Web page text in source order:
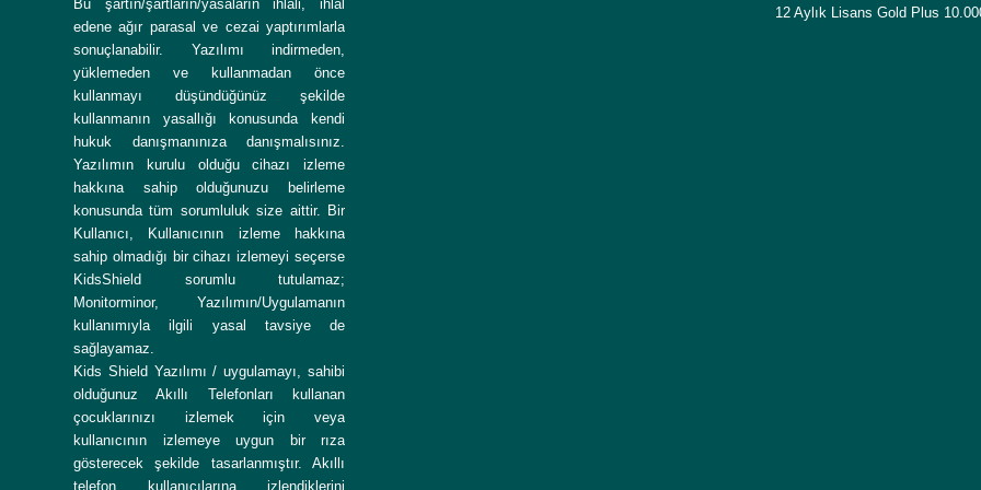
Bu şartın/şartların/yasaların ihlali, ihlal
edene ağır parasal ve cezai yaptırımlarla
sonuçlanabilir. Yazılımı indirmeden,
yüklemeden ve kullanmadan önce
kullanmayı düşündüğünüz şekilde
kullanmanın yasallığı konusunda kendi
hukuk danışmanınıza danışmalısınız.
Yazılımın kurulu olduğu cihazı izleme
hakkına sahip olduğunuzu belirleme
konusunda tüm sorumluluk size aittir. Bir
Kullanıcı, Kullanıcının izleme hakkına
sahip olmadığı bir cihazı izlemeyi seçerse
KidsShield sorumlu tutulamaz;
Monitorminor, Yazılımın/Uygulamanın
kullanımıyla ilgili yasal tavsiye de
sağlayamaz.
Kids Shield Yazılımı / uygulamayı, sahibi
olduğunuz Akıllı Telefonları kullanan
çocuklarınızı izlemek için veya
kullanıcının izlemeye uygun bir rıza
gösterecek şekilde tasarlanmıştır. Akıllı
telefon kullanıcılarına izlendiklerini
12 Aylık Lisans Gold Plus